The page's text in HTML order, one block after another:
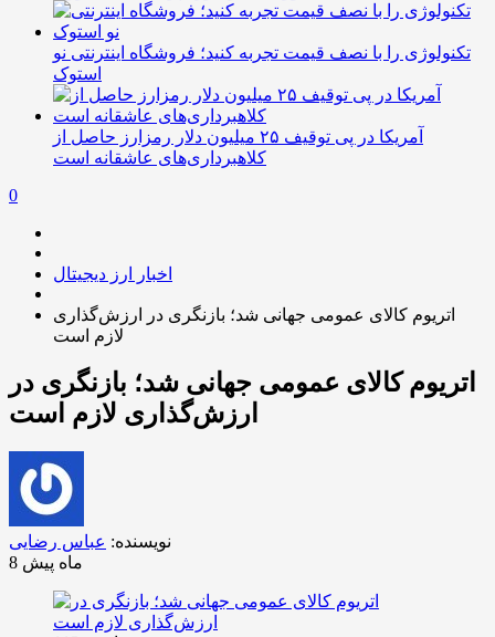
تکنولوژی را با نصف قیمت تجربه کنید؛ فروشگاه اینترنتی نو
استوک
آمریکا در پی توقیف ۲۵ میلیون دلار رمزارز حاصل از
کلاهبرداری‌های عاشقانه است
0
اخبار ارز دیجیتال
اتریوم کالای عمومی جهانی شد؛ بازنگری در ارزش‌گذاری
لازم است
اتریوم کالای عمومی جهانی شد؛ بازنگری در
ارزش‌گذاری لازم است
نویسنده: عباس رضایی
8 ماه پیش